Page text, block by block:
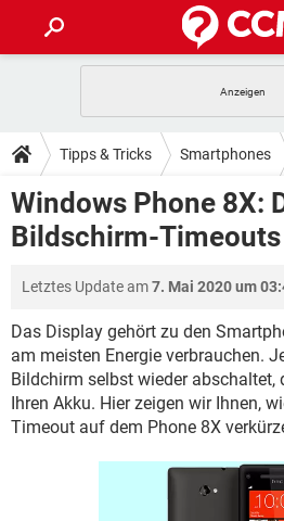
ANDROID IOS
WINDOWS 10
WHATSAPP
TIPPS & TRICKS
SPIELE
ANDROID IOS
WHATSAPP
FACEBOOK
DOWNLOADS
SPIELE
WHATSAPP
FACEBOOK
FORUM
SPIELE
ANDROID IOS
WINDOWS 10
WHATSAPP
FACEBOOK
ANDROID IOS
WINDOWS 10
Tipps & Tricks Smartphones
Windows Phone 8X:
Bildschirm-
Letztes Update am7. Mai 2020 um
Das Display gehört zu den
am meisten Energie verbrauchen.
Bildchirm selbst wieder abschaltet,
Ihren Akku. Hier zeigen wir Ihnen,
Timeout auf dem Phone 8X